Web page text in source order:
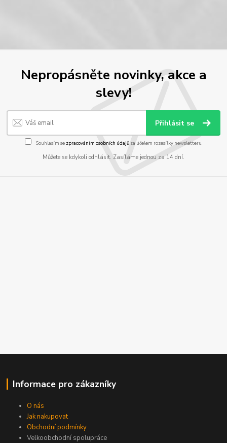
Nepropásněte novinky, akce a
slevy!
Přihlásit se
Souhlasím se zpracováním osobních údajůza účelem rozesílky newsletteru.
Můžete se kdykoli odhlásit. Zasíláme jednou za 14 dní.
Informace pro zákazníky
O nás
Jak nakupovat
Obchodní podmínky
Velkoobchodní spolupráce